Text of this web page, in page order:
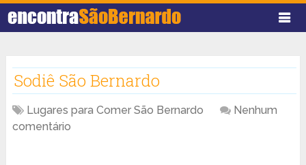
Sodiê São Bernardo
Lugares para Comer São Bernardo
Nenhum
comentário